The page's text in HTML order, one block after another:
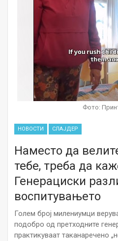
Фото:
НОВОСТИ СЛАЈДЕР
Наместо да
тебе, треба да
Генерациски
воспитувањето
Голем број милениумци
подобро од претходните
практикуваат таканаречено